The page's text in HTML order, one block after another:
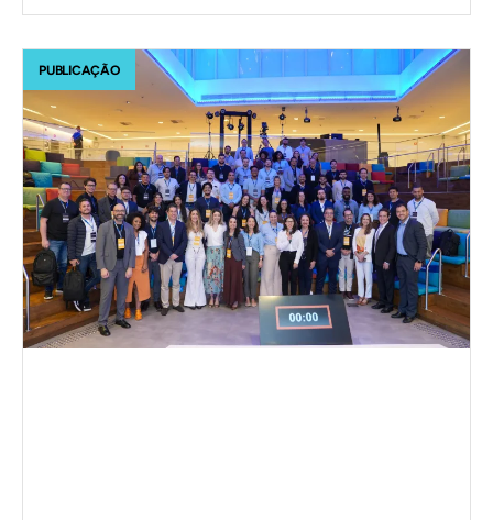
PUBLICAÇÃO